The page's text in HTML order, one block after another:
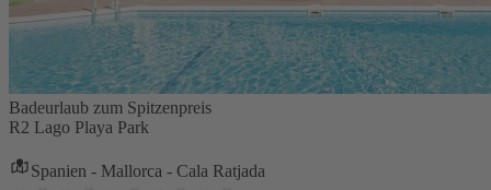
Badeurlaub zum Spitzenpreis
R2 Lago Playa Park
Spanien - Mallorca - Cala Ratjada